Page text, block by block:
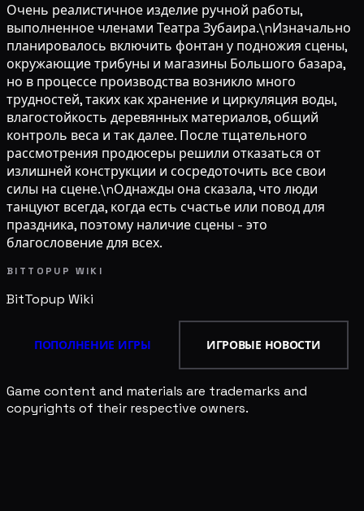
Очень реалистичное изделие ручной работы,
выполненное членами Театра Зубаира.\nИзначально
планировалось включить фонтан у подножия сцены,
окружающие трибуны и магазины Большого базара,
но в процессе производства возникло много
трудностей, таких как хранение и циркуляция воды,
влагостойкость деревянных материалов, общий
контроль веса и так далее. После тщательного
рассмотрения продюсеры решили отказаться от
излишней конструкции и сосредоточить все свои
силы на сцене.\nОднажды она сказала, что люди
танцуют всегда, когда есть счастье или повод для
праздника, поэтому наличие сцены - это
благословение для всех.
BITTOPUP WIKI
BitTopup Wiki
ПОПОЛНЕНИЕ ИГРЫ ИГРОВЫЕ НОВОСТИ
Game content and materials are trademarks and
copyrights of their respective owners.